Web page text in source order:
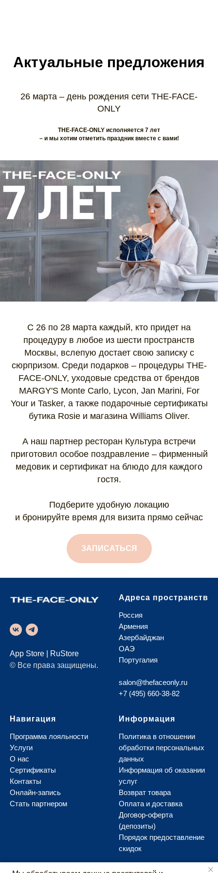
Актуальные предложения
26 марта – день рождения сети THE-FACE-
ONLY
THE-FACE-ONLY исполняется 7 лет
– и мы хотим отметить праздник вместе с вами!
С 26 по 28 марта каждый, кто придет на
процедуру в любое из шести пространств
Москвы, вслепую достает свою записку с
сюрпризом. Среди подарков – процедуры THE-
FACE-ONLY, уходовые средства от брендов
MARGY'S Monte Carlo, Lycon, Jan Marini, For
Your и Tasker, а также подарочные сертификаты
бутика Rosie и магазина Williams Oliver.
А наш партнер ресторан Культура встречи
приготовил особое поздравление – фирменный
медовик и сертификат на блюдо для каждого
гостя.
Подберите удобную локацию
и бронируйте время для визита прямо сейчас
ЗАПИСАТЬСЯ
App Store
RuStore
© Все права защищены.
Адреса пространств
Россия
Армения
Азербайджан
ОАЭ
Португалия
salon@thefaceonly.ru
+7 (495) 660-38-82
Навигация
Программа лояльности
Услуги
О нас
Сертификаты
Контакты
Онлайн-запись
Стать партнером
Информация
Политика в отношении
обработки персональных
данных
Информация об оказании
услуг
Возврат товара
Оплата и доставка
Договор-оферта
(депозиты)
Порядок предоставление
скидок